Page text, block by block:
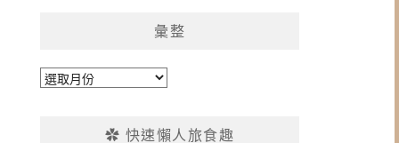
彙整
彙
✿ 快速懶人旅食趣